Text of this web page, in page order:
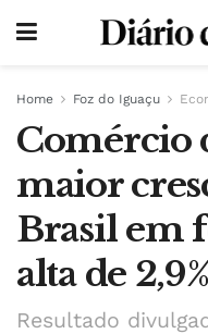
Home Foz do Iguaçu
Comércio
maior
Brasil em
alta de
Resultado